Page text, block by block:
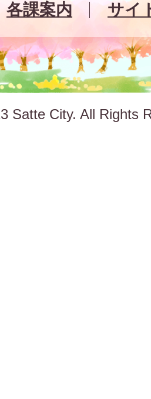
各課案内
サイ
Satte City. All Rights